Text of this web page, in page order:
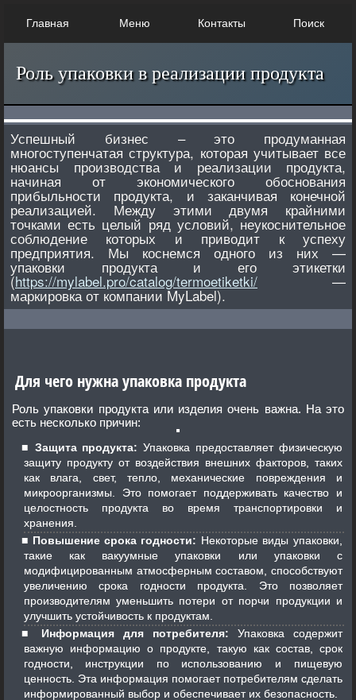
Главная Меню Контакты Поиск
Роль упаковки в реализации продукта
Успешный бизнес – это продуманная
многоступенчатая структура, которая учитывает все
нюансы производства и реализации продукта,
начиная от экономического обоснования
прибыльности продукта, и заканчивая конечной
реализацией. Между этими двумя крайними
точками есть целый ряд условий, неукоснительное
соблюдение которых и приводит к успеху
предприятия. Мы коснемся одного из них —
упаковки продукта и его этикетки
(https://mylabel.pro/catalog/termoetiketki/ —
маркировка от компании MyLabel).
Для чего нужна упаковка продукта
Роль упаковки продукта или изделия очень важна. На это
есть несколько причин:
Защита продукта: Упаковка предоставляет физическую
защиту продукту от воздействия внешних факторов, таких
как влага, свет, тепло, механические повреждения и
микроорганизмы. Это помогает поддерживать качество и
целостность продукта во время транспортировки и
хранения.
Повышение срока годности: Некоторые виды упаковки,
такие как вакуумные упаковки или упаковки с
модифицированным атмосферным составом, способствуют
увеличению срока годности продукта. Это позволяет
производителям уменьшить потери от порчи продукции и
улучшить устойчивость к продуктам.
Информация для потребителя: Упаковка содержит
важную информацию о продукте, такую как состав, срок
годности, инструкции по использованию и пищевую
ценность. Эта информация помогает потребителям сделать
информированный выбор и обеспечивает их безопасность.